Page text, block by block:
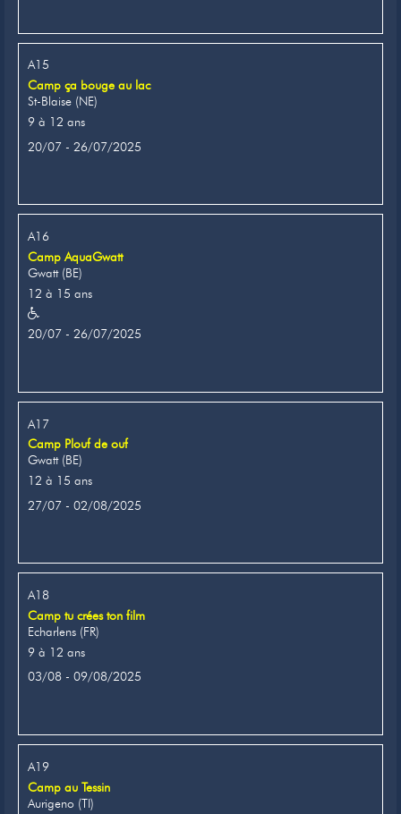
A15
Camp ça bouge au lac
St-Blaise (NE)
9 à 12 ans
20/07 - 26/07/2025
A16
Camp AquaGwatt
Gwatt (BE)
12 à 15 ans
20/07 - 26/07/2025
A17
Camp Plouf de ouf
Gwatt (BE)
12 à 15 ans
27/07 - 02/08/2025
A18
Camp tu crées ton film
Echarlens (FR)
9 à 12 ans
03/08 - 09/08/2025
A19
Camp au Tessin
Aurigeno (TI)